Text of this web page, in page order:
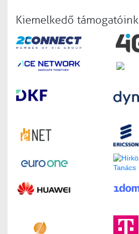
Kiemelkedő támogatóink